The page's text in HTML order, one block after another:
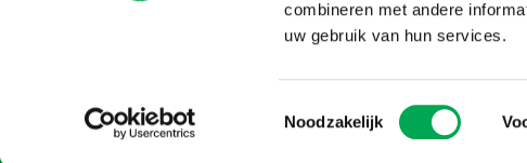
combineren met andere
uw gebruik van hun services.
Toestemmingsselectie
Noodzakelijk
Website doorFluxility